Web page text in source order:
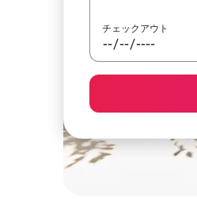
チェックアウト